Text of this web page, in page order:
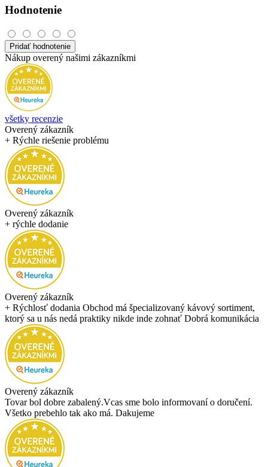
Hodnotenie
Pridať hodnotenie
Nákup overený našimi zákazníkmi
všetky recenzie
Overený zákazník
+ Rýchle riešenie problému
Overený zákazník
+ rýchle dodanie
Overený zákazník
+ Rýchlosť dodania Obchod má špecializovaný kávový sortiment,
ktorý sa u nás nedá praktiky nikde inde zohnať Dobrá komunikácia
Overený zákazník
Tovar bol dobre zabalený.Vcas sme bolo informovaní o doručení.
Všetko prebehlo tak ako má. Dakujeme